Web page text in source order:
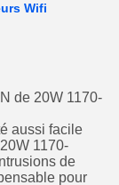
Wifi
de 20W 1170-
aussi facile
1170-
de
pour